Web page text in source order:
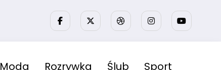
Moda Rozrywka Ślub Sport